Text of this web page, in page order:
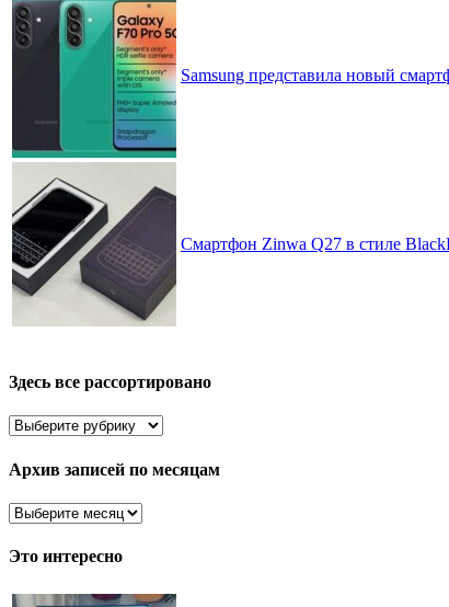
Samsung представила новый
Смартфон Zinwa Q27 в стиле
Здесь все рассортировано
Здесь
рассортировано
Архив записей по месяцам
Архив
по
Это интересно